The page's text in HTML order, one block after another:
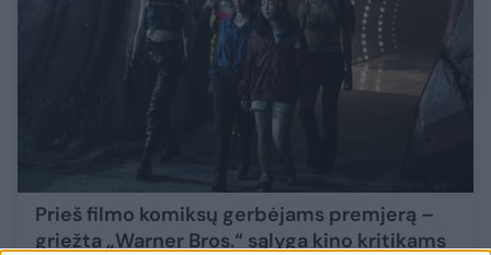
Prieš filmo komiksų gerbėjams premjerą –
griežta „Warner Bros.“ sąlyga kino kritikams